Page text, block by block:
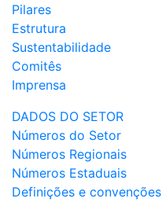
Pilares
Estrutura
Sustentabilidade
Comitês
Imprensa
DADOS DO SETOR
Números do Setor
Números Regionais
Números Estaduais
Definições e convenções